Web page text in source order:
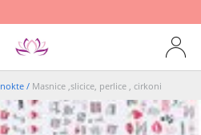
/ Masnice ,slicice, perlice , cirkoni